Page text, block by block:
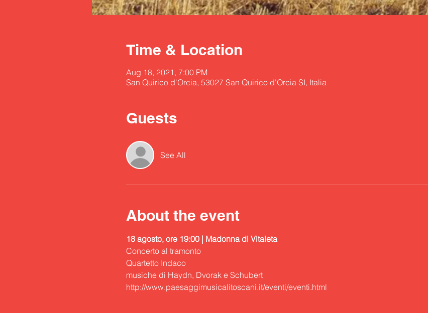
Time & Location
Aug 18, 2021, 7:00 PM
San Quirico d'Orcia, 53027 San Quirico d'Orcia SI, Italia
Guests
See All
About the event
18 agosto, ore 19:00 | Madonna di Vitaleta
Concerto al tramonto
Quartetto Indaco
musiche di Haydn, Dvorak e Schubert
http://www.paesaggimusicalitoscani.it/eventi/eventi.html